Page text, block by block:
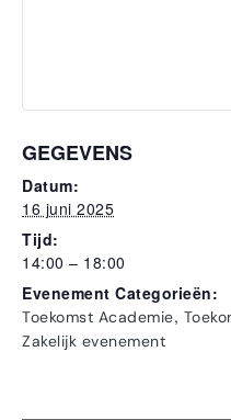
GEGEVENS
Datum:
16 juni 2025
Tijd:
14:00 – 18:00
Evenement Categorieën:
Toekomst Academie,
Zakelijk evenement